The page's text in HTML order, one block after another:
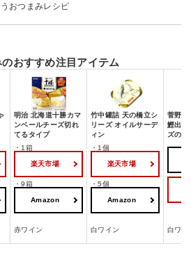
おつまみレシピ
おすすめ注目アイテム
明治 北海道十勝カマ
ンベールチーズ切れ
てるタイプ
竹中罐詰 天の橋立シ
リーズ オイルサーデ
ィン
菅野漬
鰹出汁
ズのみ
・1箱
楽天市場
・9箱
Amazon
・1個
楽天市場
・5個
Amazon
赤ワイン 白ワイン 白ワイ